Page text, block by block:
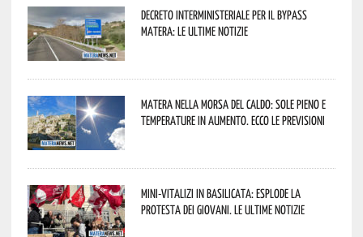
Decreto interministeriale per il Bypass
Matera: le ultime notizie
Matera nella morsa del caldo: sole pieno e
temperature in aumento. Ecco le previsioni
Mini-vitalizi in Basilicata: esplode la
protesta dei giovani. Le ultime notizie